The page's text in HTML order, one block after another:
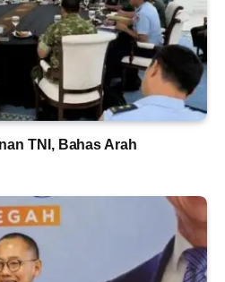
TNI, Bahas Arah